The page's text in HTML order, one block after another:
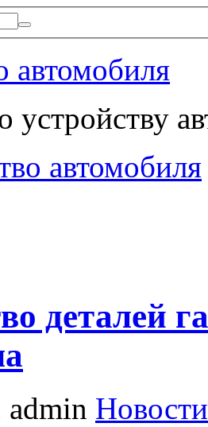
автомобиля
устройству
автомобиля
деталей
admin Новости